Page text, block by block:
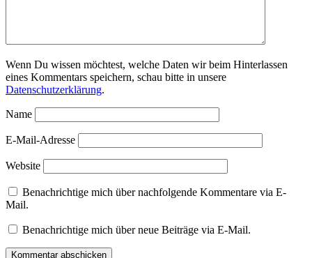
Wenn Du wissen möchtest, welche Daten wir beim Hinterlassen
eines Kommentars speichern, schau bitte in unsere
Datenschutzerklärung.
Name
E-Mail-Adresse
Website
Benachrichtige mich über nachfolgende Kommentare via E-
Mail.
Benachrichtige mich über neue Beiträge via E-Mail.